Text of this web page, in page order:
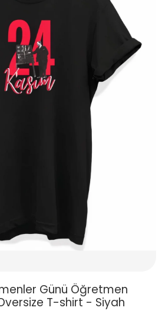
Günü Öğretmen
T-shirt - Siyah